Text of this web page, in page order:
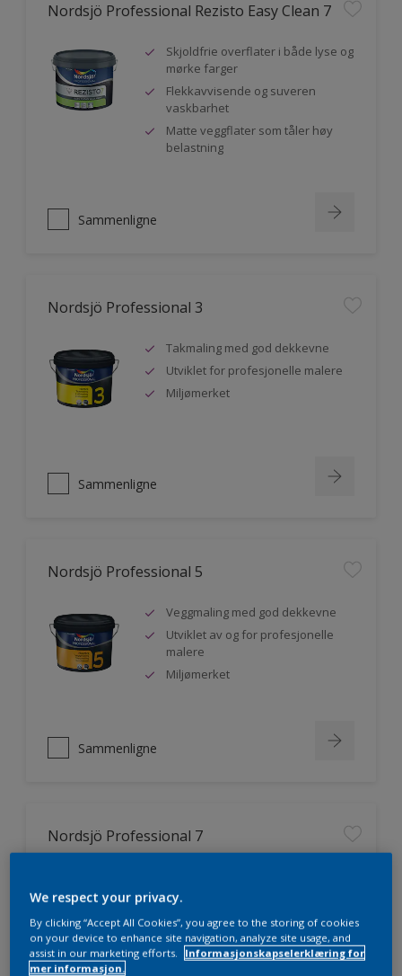
Nordsjö Professional Rezisto Easy Clean 7
Skjoldfrie overflater i både lyse og
mørke farger
Flekkavvisende og suveren
vaskbarhet
Matte veggflater som tåler høy
belastning
Sammenligne
Nordsjö Professional 3
Takmaling med god dekkevne
Utviklet for profesjonelle malere
Miljømerket
Sammenligne
Nordsjö Professional 5
Veggmaling med god dekkevne
Utviklet av og for profesjonelle
malere
Miljømerket
Sammenligne
Nordsjö Professional 7
Lett å påføre og fordele
Jevnere og finere finish, også i
mørke farger
We respect your privacy.
By clicking “Accept All Cookies”, you agree to the storing of cookies
on your device to enhance site navigation, analyze site usage, and
assist in our marketing efforts.
Informasjonskapselerklæring for
mer informasjon.